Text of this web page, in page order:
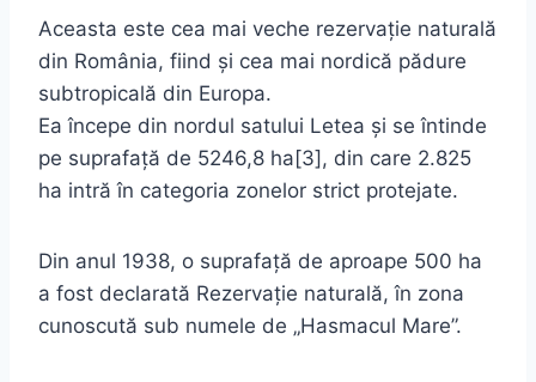
Aceasta este cea mai veche rezervație naturală
din România, fiind și cea mai nordică pădure
subtropicală din Europa.
Ea începe din nordul satului Letea și se întinde
pe suprafață de 5246,8 ha[3], din care 2.825
ha intră în categoria zonelor strict protejate.
Din anul 1938, o suprafață de aproape 500 ha
a fost declarată Rezervație naturală, în zona
cunoscută sub numele de „Hasmacul Mare”.